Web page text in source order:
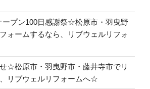
ープン100日感謝祭☆松原市・羽曳野
ォームするなら、リブウェルリフォ
☆松原市・羽曳野市・藤井寺市でリ
リブウェルリフォームへ☆